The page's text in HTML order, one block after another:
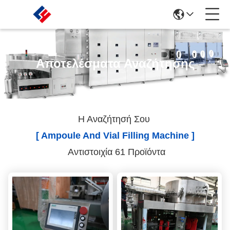
Αποτελέσματα Αναζήτησης
Η Αναζήτησή Σου
[ Ampoule And Vial Filling Machine ]
Αντιστοιχία 61 Προϊόντα